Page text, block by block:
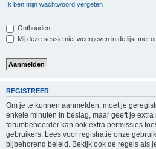
Ik ben mijn wachtwoord vergeten
Onthouden
Mij deze sessie niet weergeven in de lijst met
REGISTREER
Om je te kunnen aanmelden, moet je
enkele minuten in beslag, maar geeft je
forumbeheerder kan ook extra permissies
gebruikers. Lees voor registratie onze
bijbehorend beleid. Bekijk ook de regels als